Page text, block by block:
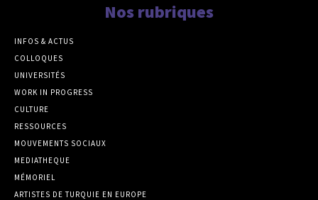
Nos rubriques
INFOS & ACTUS
COLLOQUES
UNIVERSITÉS
WORK IN PROGRESS
CULTURE
RESSOURCES
MOUVEMENTS SOCIAUX
MEDIATHEQUE
MÉMORIEL
ARTISTES DE TURQUIE EN EUROPE